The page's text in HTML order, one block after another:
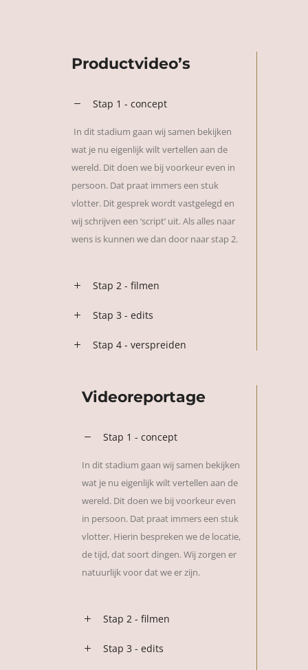
Productvideo’s
Stap 1 - concept
In dit stadium gaan wij samen bekijken
wat je nu eigenlijk wilt vertellen aan de
wereld. Dit doen we bij voorkeur even in
persoon. Dat praat immers een stuk
vlotter. Dit gesprek wordt vastgelegd en
wij schrijven een ‘script’ uit. Als alles naar
wens is kunnen we dan door naar stap 2.
Stap 2 - filmen
Stap 3 - edits
Stap 4 - verspreiden
Videoreportage
Stap 1 - concept
In dit stadium gaan wij samen bekijken
wat je nu eigenlijk wilt vertellen aan de
wereld. Dit doen we bij voorkeur even
in persoon. Dat praat immers een stuk
vlotter. Hierin bespreken we de locatie,
de tijd, dat soort dingen. Wij zorgen er
natuurlijk voor dat we er zijn.
Stap 2 - filmen
Stap 3 - edits